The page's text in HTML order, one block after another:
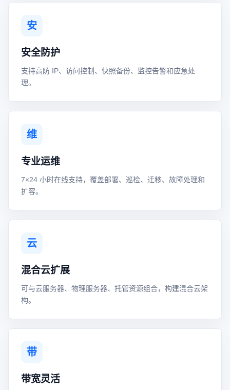
安
安全防护
支持高防 IP、访问控制、快照备份、监控告警和应急处
理。
维
专业运维
7×24 小时在线支持，覆盖部署、巡检、迁移、故障处理和
扩容。
云
混合云扩展
可与云服务器、物理服务器、托管资源组合，构建混合云架
构。
带
带宽灵活